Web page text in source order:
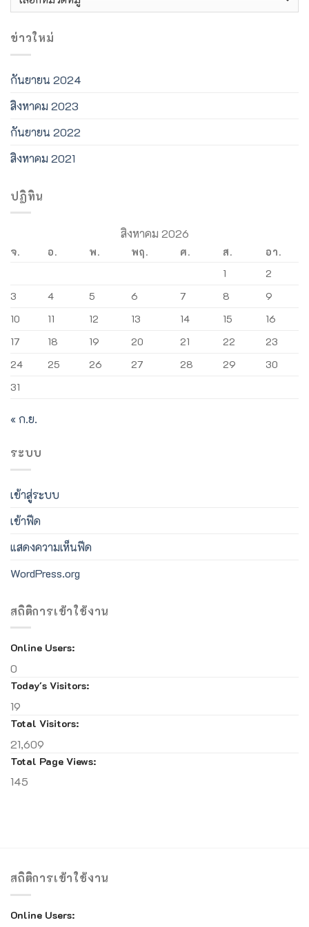
วัตถุ
ข่าวใหม่
กันยายน 2024
สิงหาคม 2023
กันยายน 2022
สิงหาคม 2021
ปฏิทิน
สิงหาคม 2026
จ. อ. พ. พฤ. ศ. ส.
อา.
1
2
3
4 5 6 7 8
9
10
11 12 13 14 15
16
17
18 19 20 21 22
23
24
25 26 27 28 29
30
31
« ก.ย.
ระบบ
เข้าสู่ระบบ
เข้าฟีด
แสดงความเห็นฟีด
WordPress.org
สถิติการเข้าใช้งาน
Online Users:
0
Today's Visitors:
19
Total Visitors:
21,609
Total Page Views:
145
สถิติการเข้าใช้งาน
Online Users: